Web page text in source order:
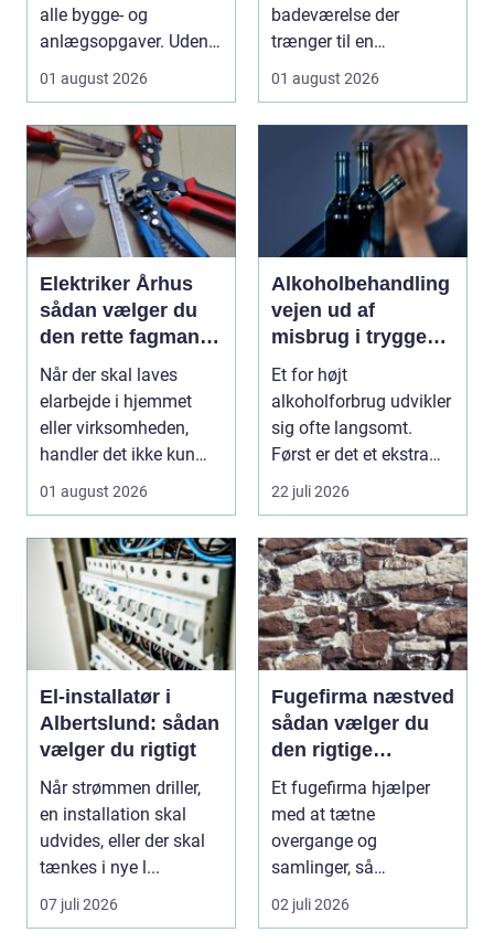
alle bygge- og
anlægsopgaver. Uden
udført ...
01 august 2026
badeværelse der
trænger til en
renovering, e...
01 august 2026
Elektriker Århus
sådan vælger du
den rette fagmand
til opgaven
Når der skal laves
elarbejde i hjemmet
eller virksomheden,
handler det ikke kun
01 august 2026
Alkoholbehandling
vejen ud af
misbrug i trygge
og professionelle
rammer
Et for højt
alkoholforbrug udvikler
sig ofte langsomt.
Først er det et ekstra
glas til weekenden, se...
22 juli 2026
El-installatør i
Albertslund: sådan
vælger du rigtigt
Når strømmen driller,
en installation skal
udvides, eller der skal
tænkes i nye l...
07 juli 2026
Fugefirma næstved
sådan vælger du
den rigtige
fagmand
Et fugefirma hjælper
med at tætne
overgange og
samlinger, så
bygningen holder sig
sund, tør og pæn i...
02 juli 2026